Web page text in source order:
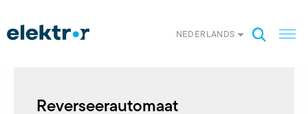
NEDERLANDS
Reverseerautomaat